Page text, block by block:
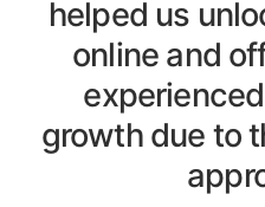
helped us
online and
growth due to